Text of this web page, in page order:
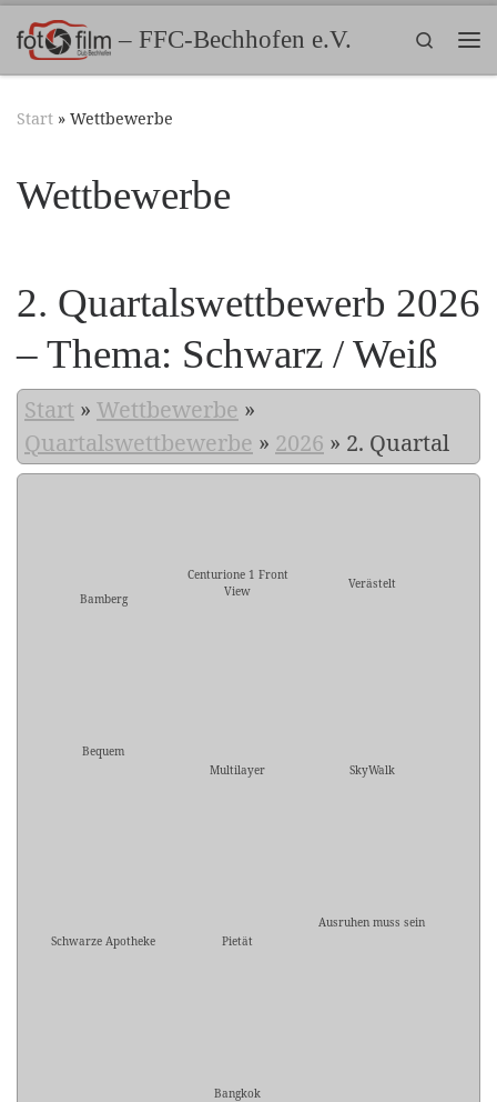
Zum Inhalt springen– FFC-Bechhofen e.V.
Search
Start » Wettbewerbe
Wettbewerbe
2. Quartalswettbewerb 2026
– Thema: Schwarz / Weiß
Start » Wettbewerbe »
Quartalswettbewerbe » 2026 » 2. Quartal
Bamberg
Centurione 1 Front
View
Verästelt
Bequem
Multilayer
SkyWalk
Schwarze Apotheke Pietät
Ausruhen muss sein
Bangkok